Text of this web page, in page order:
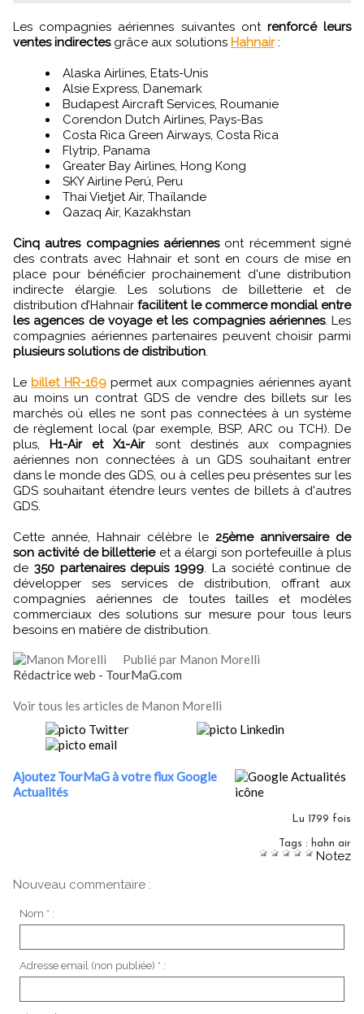
Les compagnies aériennes suivantes ont renforcé leurs
ventes indirectesgrâce aux solutions Hahnair:
Alaska Airlines, Etats-Unis
Alsie Express, Danemark
Budapest Aircraft Services, Roumanie
Corendon Dutch Airlines, Pays-Bas
Costa Rica Green Airways, Costa Rica
Flytrip, Panama
Greater Bay Airlines, Hong Kong
SKY Airline Perú, Peru
Thai Vietjet Air, Thaïlande
Qazaq Air, Kazakhstan
Cinq autres compagnies aériennesont récemment signé
des contrats avec Hahnair et sont en cours de mise en
place pour bénéficier prochainement d'une distribution
indirecte élargie. Les solutions de billetterie et de
distribution d’Hahnairfacilitent le commerce mondial entre
les agences de voyage et les compagnies aériennes. Les
compagnies aériennes partenaires peuvent choisir parmi
plusieurs solutions de distribution.
Le billet HR-169permet aux compagnies aériennes ayant
au moins un contrat GDS de vendre des billets sur les
marchés où elles ne sont pas connectées à un système
de règlement local (par exemple, BSP, ARC ou TCH). De
plus, H1-Air et X1-Airsont destinés aux compagnies
aériennes non connectées à un GDS souhaitant entrer
dans le monde des GDS, ou à celles peu présentes sur les
GDS souhaitant étendre leurs ventes de billets à d'autres
GDS.
Cette année, Hahnair célèbre le 25ème anniversaire de
son activité de billetterieet a élargi son portefeuille à plus
de 350 partenaires depuis 1999. La société continue de
développer ses services de distribution, offrant aux
compagnies aériennes de toutes tailles et modèles
commerciaux des solutions sur mesure pour tous leurs
besoins en matière de distribution.
Publié par Manon Morelli
Rédactrice web - TourMaG.com
Voir tous les articles de Manon Morelli
Ajoutez TourMaG à votre flux Google
Actualités
Lu 1799 fois
Tags : hahn air
Notez
Nouveau commentaire :
Nom * :
Adresse email (non publiée) * :